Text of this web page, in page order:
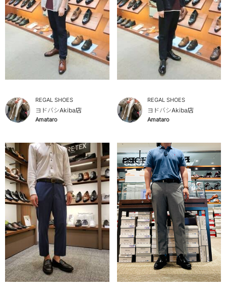
REGAL SHOES
ヨドバシAkiba店
Amataro
REGAL SHOES
ヨドバシAkiba店
Amataro